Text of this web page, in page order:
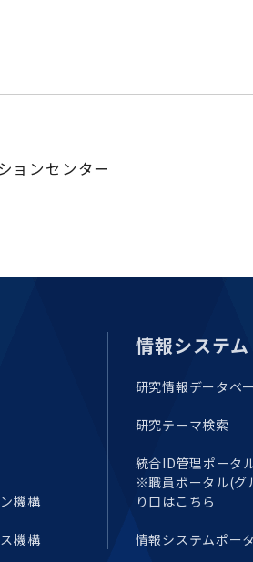
ョンセンター
機構
機構
情報システム
研究情報データベ
研究テーマ検索
統合ID管理ポータ
※職員ポータル(グ
り口はこちら
情報システムポー